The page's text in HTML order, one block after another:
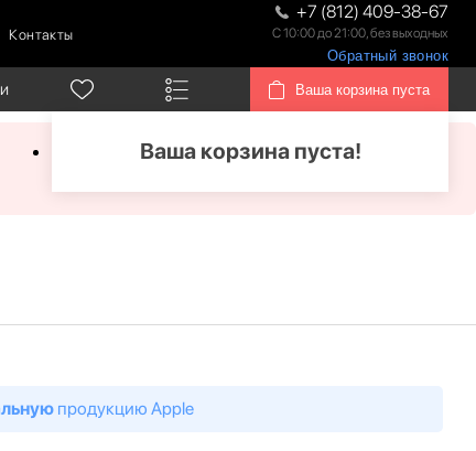
Контакты
+7 (812) 409-38-67
С 10:00 до 21:00, без выходных
Обратный звонок
Ваша корзина пуста
Ваша корзина пуста!
продукцию Apple